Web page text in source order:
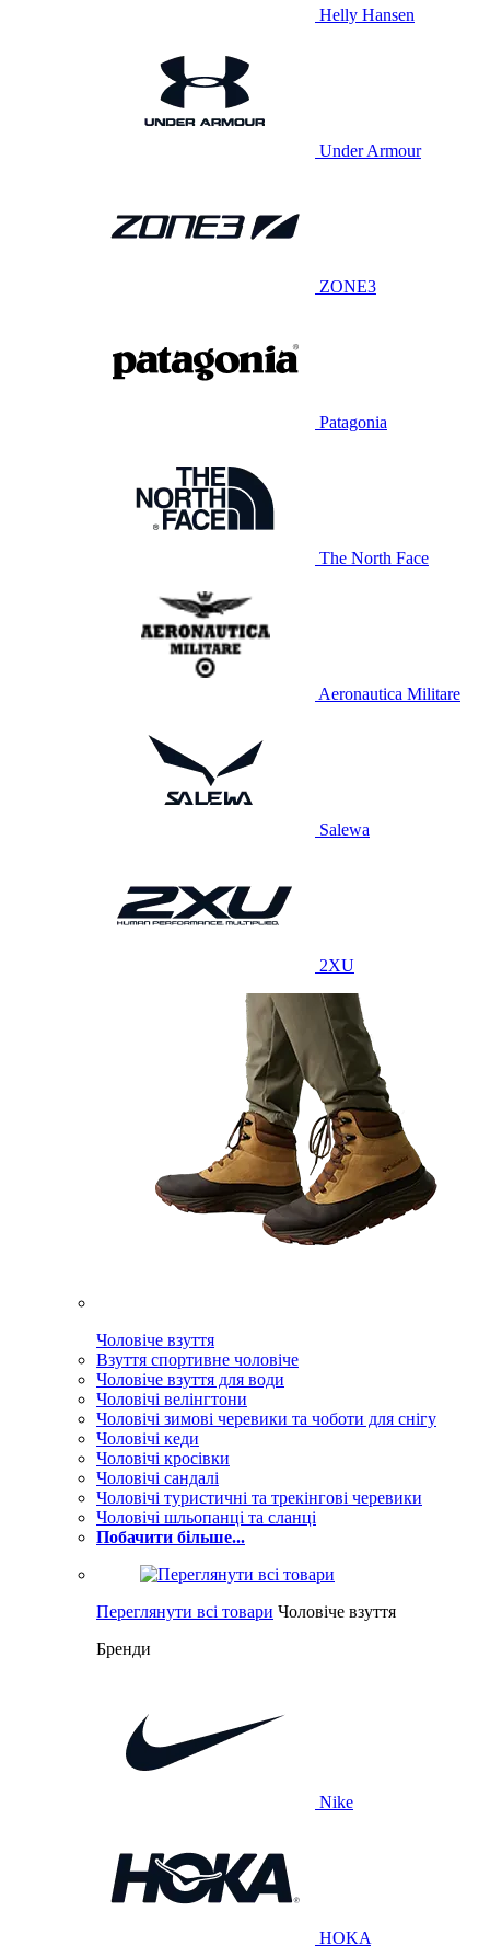
Helly Hansen
Under Armour
ZONE3
Patagonia
The North Face
Aeronautica Militare
Salewa
2XU
Чоловіче взуття
Взуття спортивне чоловіче
Чоловіче взуття для води
Чоловічі велінгтони
Чоловічі зимові черевики та чоботи для снігу
Чоловічі кеди
Чоловічі кросівки
Чоловічі сандалі
Чоловічі туристичні та трекінгові черевики
Чоловічі шльопанці та сланці
Побачити більше...
Переглянути всі товари Чоловіче взуття
Бренди
Nike
HOKA